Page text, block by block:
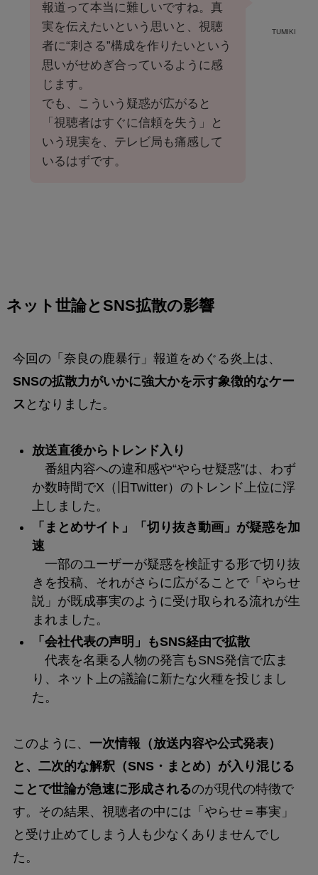
TUMIKI
報道って本当に難しいですね。真
実を伝えたいという思いと、視聴
者に“刺さる”構成を作りたいという
思いがせめぎ合っているように感
じます。
でも、こういう疑惑が広がると
「視聴者はすぐに信頼を失う」と
いう現実を、テレビ局も痛感して
いるはずです。
ネット世論とSNS拡散の影響
今回の「奈良の鹿暴行」報道をめぐる炎上は、
SNSの拡散力がいかに強大かを示す象徴的なケー
ス となりました。
放送直後からトレンド入り
番組内容への違和感や“やらせ疑惑”は、わず
か数時間でX（旧Twitter）のトレンド上位に浮
上しました。
「まとめサイト」「切り抜き動画」が疑惑を加
速
一部のユーザーが疑惑を検証する形で切り抜
きを投稿、それがさらに広がることで「やらせ
説」が既成事実のように受け取られる流れが生
まれました。
「会社代表の声明」もSNS経由で拡散
代表を名乗る人物の発言もSNS発信で広ま
り、ネット上の議論に新たな火種を投じまし
た。
このように、 一次情報（放送内容や公式発表）
と、二次的な解釈（SNS・まとめ）が入り混じる
ことで世論が急速に形成されるのが現代の特徴で
す。その結果、視聴者の中には「やらせ＝事実」
と受け止めてしまう人も少なくありませんでし
た。